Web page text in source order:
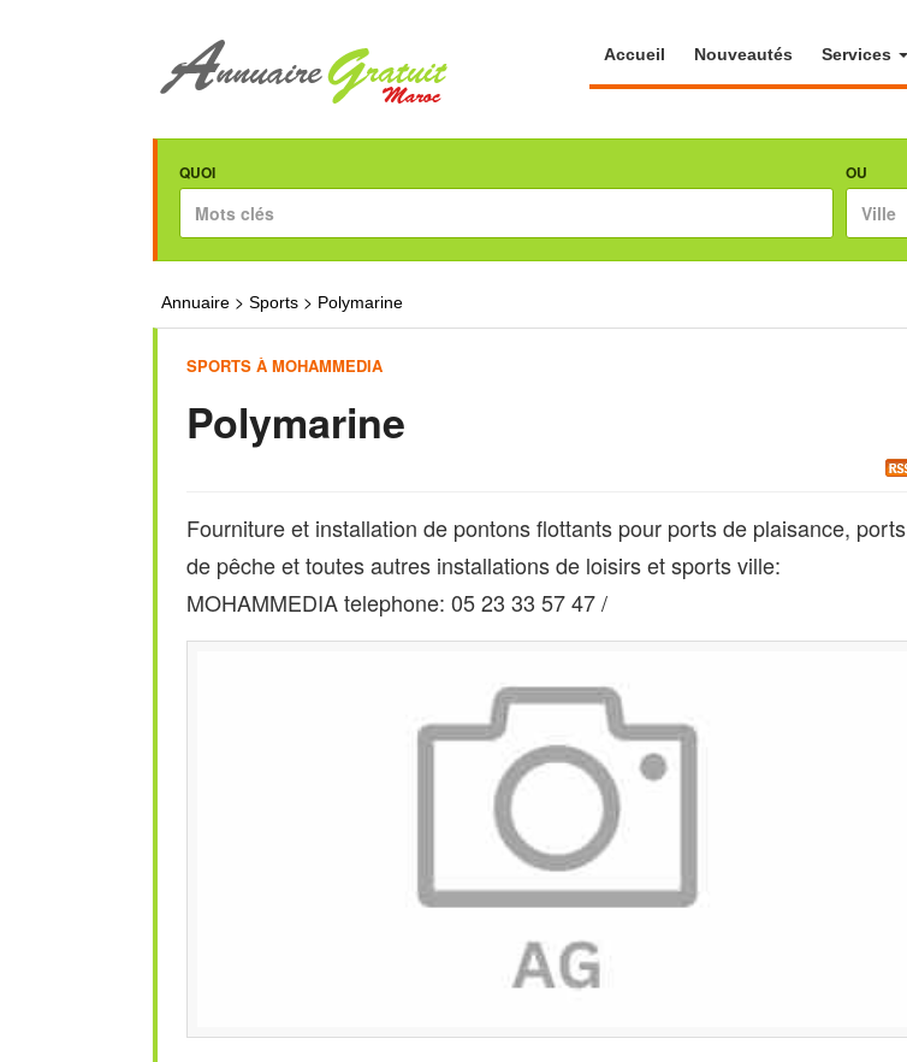
Accueil Nouveautés Services
QUOI OU
Annuaire > Sports > Polymarine
SPORTS À MOHAMMEDIA
Polymarine
Fourniture et installation de pontons flottants pour ports de plaisance, ports
de pêche et toutes autres installations de loisirs et sports ville:
MOHAMMEDIA telephone: 05 23 33 57 47 /